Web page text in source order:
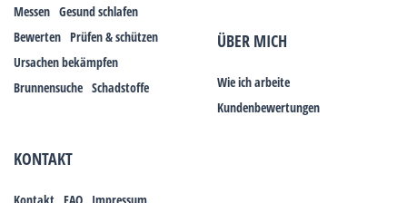
Messen Gesund schlafen
Bewerten Prüfen & schützen
Ursachen bekämpfen
Brunnensuche Schadstoffe
ÜBER MICH
Wie ich arbeite
Kundenbewertungen
KONTAKT